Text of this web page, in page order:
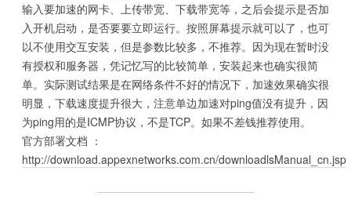
输入要加速的网卡、上传带宽、下载带宽等，之后会提示是否加
入开机启动，是否要要立即运行。按照屏幕提示就可以了，也可
以不使用交互安装，但是参数比较多，不推荐。因为现在暂时没
有授权和服务器，凭记忆写的比较简单，安装起来也确实很简
单。实际测试结果是在网络条件不好的情况下，加速效果确实很
明显，下载速度提升很大，注意单边加速对ping值没有提升，因
为ping用的是ICMP协议，不是TCP。如果不差钱推荐使用。
官方部署文档 ：
http://download.appexnetworks.com.cn/downloadlsManual_cn.jsp